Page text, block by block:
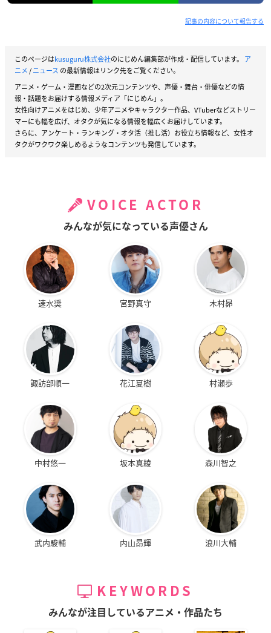
記事の内容について報告する
このページはkusuguru株式会社のにじめん編集部が作成・配信しています。 ア
ニメ/ニュース の最新情報はリンク先をご覧ください。
アニメ・ゲーム・漫画などの2次元コンテンツや、声優・舞台・俳優などの情
報・話題をお届けする情報メディア「にじめん」。
女性向けアニメをはじめ、少年アニメやキャラクター作品、VTuberなどストリー
マーにも幅を広げ、オタクが気になる情報を幅広くお届けしています。
さらに、アンケート・ランキング・オタ活（推し活）お役立ち情報など、女性オ
タクがワクワク楽しめるようなコンテンツも発信しています。
VOICE ACTOR
みんなが気になっている声優さん
速水奨 宮野真守 木村昴
諏訪部順一 花江夏樹 村瀬歩
中村悠一 坂本真綾 森川智之
武内駿輔 内山昂輝 浪川大輔
KEYWORDS
みんなが注目しているアニメ・作品たち